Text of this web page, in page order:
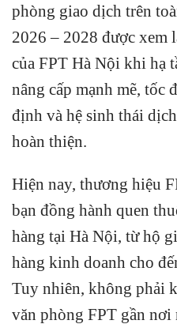
phòng giao dịch trên
2026 – 2028 được xem
của FPT Hà Nội khi hạ
nâng cấp mạnh mẽ, tốc
định và hệ sinh thái
hoàn thiện.
Hiện nay, thương hiệu
bạn đồng hành quen
hàng tại Hà Nội, từ hộ
hàng kinh doanh cho
Tuy nhiên, không phải
văn phòng FPT gần nơi